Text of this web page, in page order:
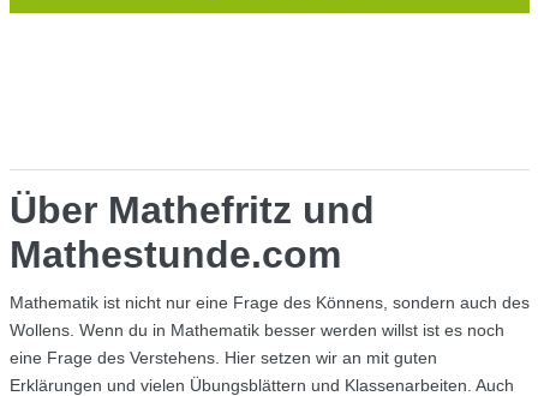
Über Mathefritz und
Mathestunde.com
Mathematik ist nicht nur eine Frage des Könnens, sondern auch des
Wollens. Wenn du in Mathematik besser werden willst ist es noch
eine Frage des Verstehens. Hier setzen wir an mit guten
Erklärungen und vielen Übungsblättern und Klassenarbeiten. Auch